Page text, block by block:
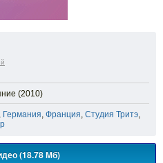
(2010)
, Германия, Франция, Студия Тритэ,
(18.78 Мб)